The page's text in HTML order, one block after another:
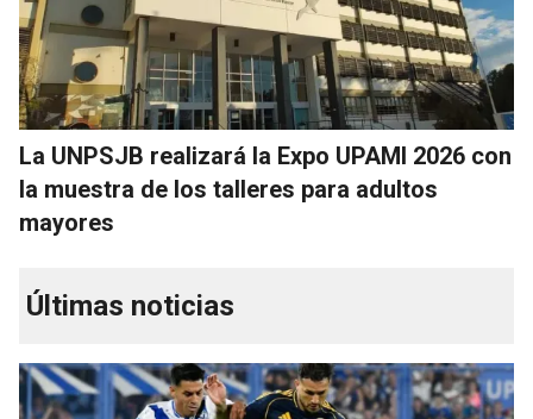
La UNPSJB realizará la Expo UPAMI 2026 con
la muestra de los talleres para adultos
mayores
Últimas noticias